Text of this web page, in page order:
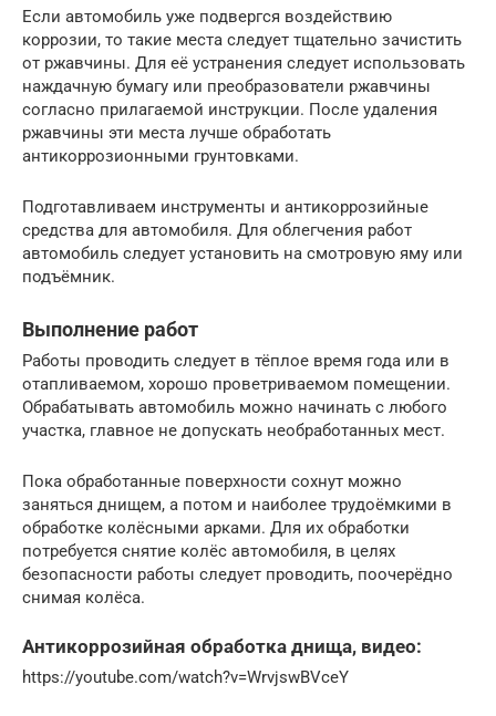
Если автомобиль уже подвергся воздействию
коррозии, то такие места следует тщательно зачистить
от ржавчины. Для её устранения следует использовать
наждачную бумагу или преобразователи ржавчины
согласно прилагаемой инструкции. После удаления
ржавчины эти места лучше обработать
антикоррозионными грунтовками.
Подготавливаем инструменты и антикоррозийные
средства для автомобиля. Для облегчения работ
автомобиль следует установить на смотровую яму или
подъёмник.
Выполнение работ
Работы проводить следует в тёплое время года или в
отапливаемом, хорошо проветриваемом помещении.
Обрабатывать автомобиль можно начинать с любого
участка, главное не допускать необработанных мест.
Пока обработанные поверхности сохнут можно
заняться днищем, а потом и наиболее трудоёмкими в
обработке колёсными арками. Для их обработки
потребуется снятие колёс автомобиля, в целях
безопасности работы следует проводить, поочерёдно
снимая колёса.
Антикоррозийная обработка днища, видео:
https://youtube.com/watch?v=WrvjswBVceY